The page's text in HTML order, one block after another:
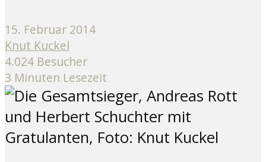
15. Februar 2014
Knut Kuckel
4.024 Besucher
3 Minuten Lesezeit